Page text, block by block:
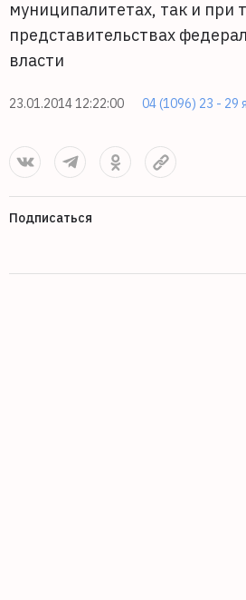
муниципалитетах, так и при
представительствах
власти
23.01.2014 12:22:00 04 (1096) 23 - 29
Подписаться